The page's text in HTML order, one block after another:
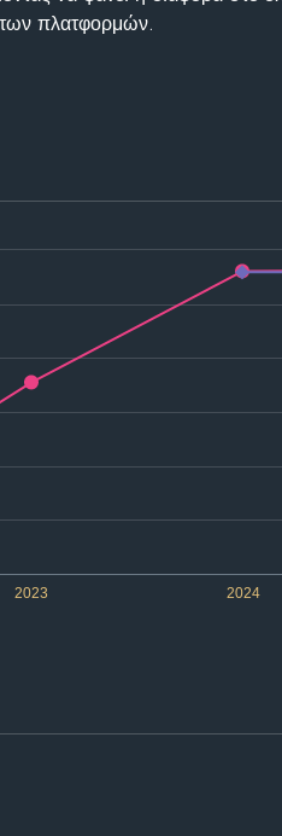
πλατφορμών.
2023 2024